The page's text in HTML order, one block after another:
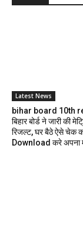
Latest News
bihar board 10th
बिहार बोर्ड ने जारी की
रिजल्ट, घर बैठे ऐसे चेक
Download करे अपना